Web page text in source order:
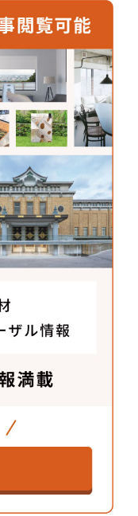
のなかで見つけ
にはまだ発売前
した。「Trito
たため、住宅で
最初の事例ではな
。ベース照明は一
ライトか空間全体
す。しかし、こち
ーリングライト
今までにない照
井の一部分がつ
あり方に、住宅
じて採用しまし
面